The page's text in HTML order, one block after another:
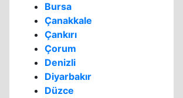
Bursa
Çanakkale
Çankırı
Çorum
Denizli
Diyarbakır
Düzce